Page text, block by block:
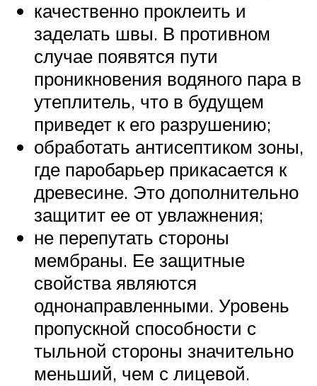
качественно проклеить и
заделать швы. В противном
случае появятся пути
проникновения водяного пара в
утеплитель, что в будущем
приведет к его разрушению;
обработать антисептиком зоны,
где паробарьер прикасается к
древесине. Это дополнительно
защитит ее от увлажнения;
не перепутать стороны
мембраны. Ее защитные
свойства являются
однонаправленными. Уровень
пропускной способности с
тыльной стороны значительно
меньший, чем с лицевой.